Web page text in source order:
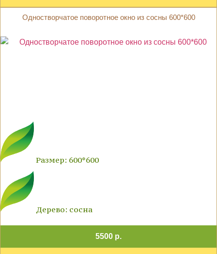
Одностворчатое поворотное окно из сосны 600*600
Размер: 600*600
Дерево: сосна
5500 р.